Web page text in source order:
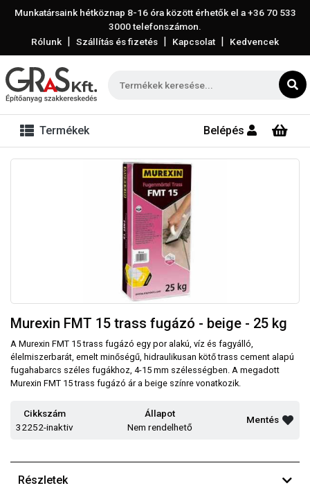
Munkatársaink hétköznap 8-16 óra között érhetők el a+36 70 533
3000telefonszámon.
Rólunk | Szállítás és fizetés | Kapcsolat | Kedvencek
Termékek Belépés
Murexin FMT 15 trass fugázó - beige - 25 kg
A Murexin FMT 15 trass fugázó egy por alakú, víz és fagyálló,
élelmiszerbarát, emelt minőségű, hidraulikusan kötő trass cement alapú
fugahabarcs széles fugákhoz, 4-15 mm szélességben. A megadott
Murexin FMT 15 trass fugázó ár a beige színre vonatkozik.
Cikkszám
32252-inaktiv
Állapot
Nem rendelhető
Mentés
Részletek